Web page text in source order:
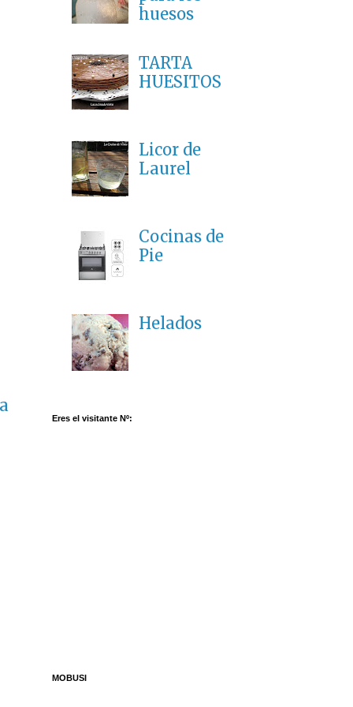
huesos
TARTA
HUESITOS
Licor de
Laurel
Cocinas de
Pie
Helados
Eres el visitante Nº:
MOBUSI